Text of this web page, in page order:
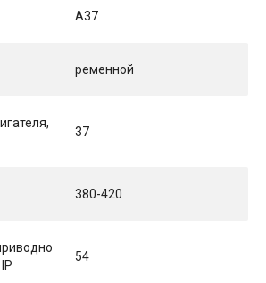
A37
ременной
37
380-420
54